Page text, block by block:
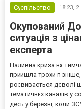
Суспільство 18:23, 2
Окупований
ситуація з
експерта
Паливна криза на
прийшла трохи
розвивається доволі
тематичних каналів у
десь у березні, коли